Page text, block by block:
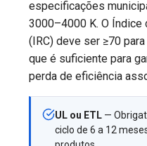
especificações
3000–4000 K. O Índice
(IRC) deve ser ≥70
que é suficiente para
perda de eficiência
UL ou ETL —
ciclo de 6 a 12